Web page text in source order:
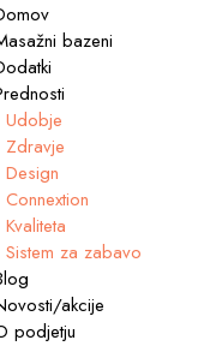
bazeni
Udobje
Zdravje
Design
Connextion
Kvaliteta
Sistem za zabavo
akcije
podjetju